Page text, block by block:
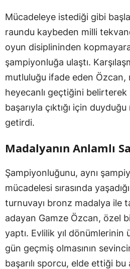
Mücadeleye istediği gibi
raundu kaybeden milli
oyun disiplininden
şampiyonluğa ulaştı.
mutluluğu ifade eden Özcan,
heyecanlı geçtiğini
başarıyla çıktığı için
getirdi.
Madalyanın Anlamlı
Şampiyonluğunu, aynı
mücadelesi sırasında
turnuvayı bronz madalya ile
adayan Gamze Özcan, özel
yaptı. Evlilik yıl
gün geçmiş olmasının
başarılı sporcu, elde ettiği bu